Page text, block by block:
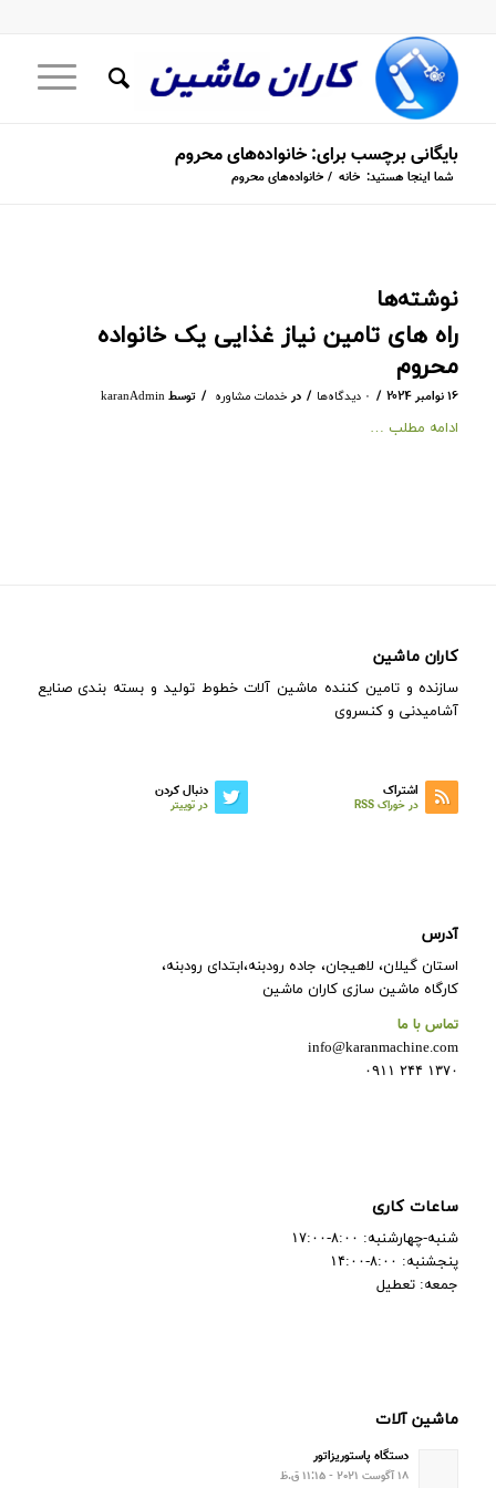
بایگانی برچسب برای: خانواده‌های محروم
شما اینجا هستید: خانه / خانواده‌های محروم
نوشته‌ها
راه های تامین نیاز غذایی یک خانواده
محروم
۱۶ نوامبر ۲۰۲۴ / ۰ دیدگاه‌ها / در خدمات مشاوره / توسط karanAdmin
ادامه مطلب …
کاران ماشین
سازنده و تامین کننده ماشین آلات خطوط تولید و بسته بندی صنایع
آشامیدنی و کنسروی
دنبال کردن
در توییتر
اشتراک
در خوراک RSS
آدرس
استان گیلان، لاهیجان، جاده رودبنه،ابتدای رودبنه،
کارگاه ماشین سازی کاران ماشین
تماس با ما
info@karanmachine.com
۱۳۷۰ ۲۴۴ ۰۹۱۱
ساعات کاری
شنبه-چهارشنبه: ۸:۰۰-۱۷:۰۰
پنجشنبه: ۸:۰۰-۱۴:۰۰
جمعه: تعطیل
ماشین آلات
دستگاه پاستوریزاتور
۱۸ آگوست ۲۰۲۱ - ۱۱:۱۵ ق.ظ